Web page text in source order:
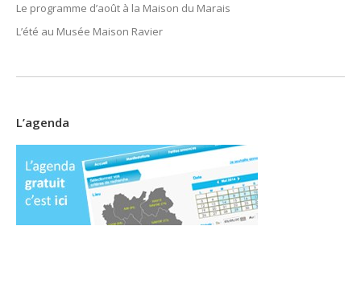
Le programme d’août à la Maison du Marais
L’été au Musée Maison Ravier
L’agenda